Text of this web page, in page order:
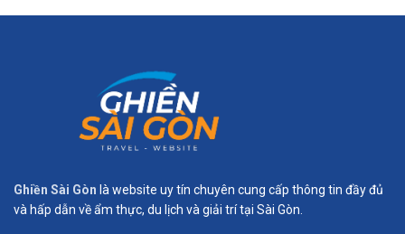
Ghiền Sài Gòn là website uy tín chuyên cung cấp thông tin đầy đủ
và hấp dẫn về ẩm thực, du lịch và giải trí tại Sài Gòn.